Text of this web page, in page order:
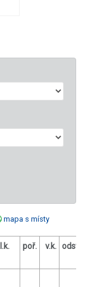
mapa s místy
l.k. poř. v.k. odstup